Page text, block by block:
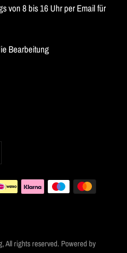
von 8 bis 16 Uhr per Email für
Bearbeitung
All rights reserved. Powered by